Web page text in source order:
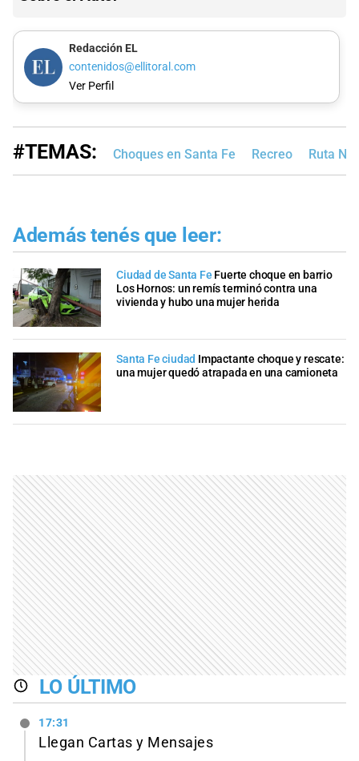
Redacción EL
contenidos@ellitoral.com
Ver Perfil
#TEMAS: Choques en Santa Fe Recreo Ruta
Además tenés que leer:
Ciudad de Santa Fe Fuerte choque en barrio
Los Hornos: un remís terminó contra una
vivienda y hubo una mujer herida
Santa Fe ciudad Impactante choque y rescate:
una mujer quedó atrapada en una camioneta
LO ÚLTIMO
17:31
Llegan Cartas y Mensajes